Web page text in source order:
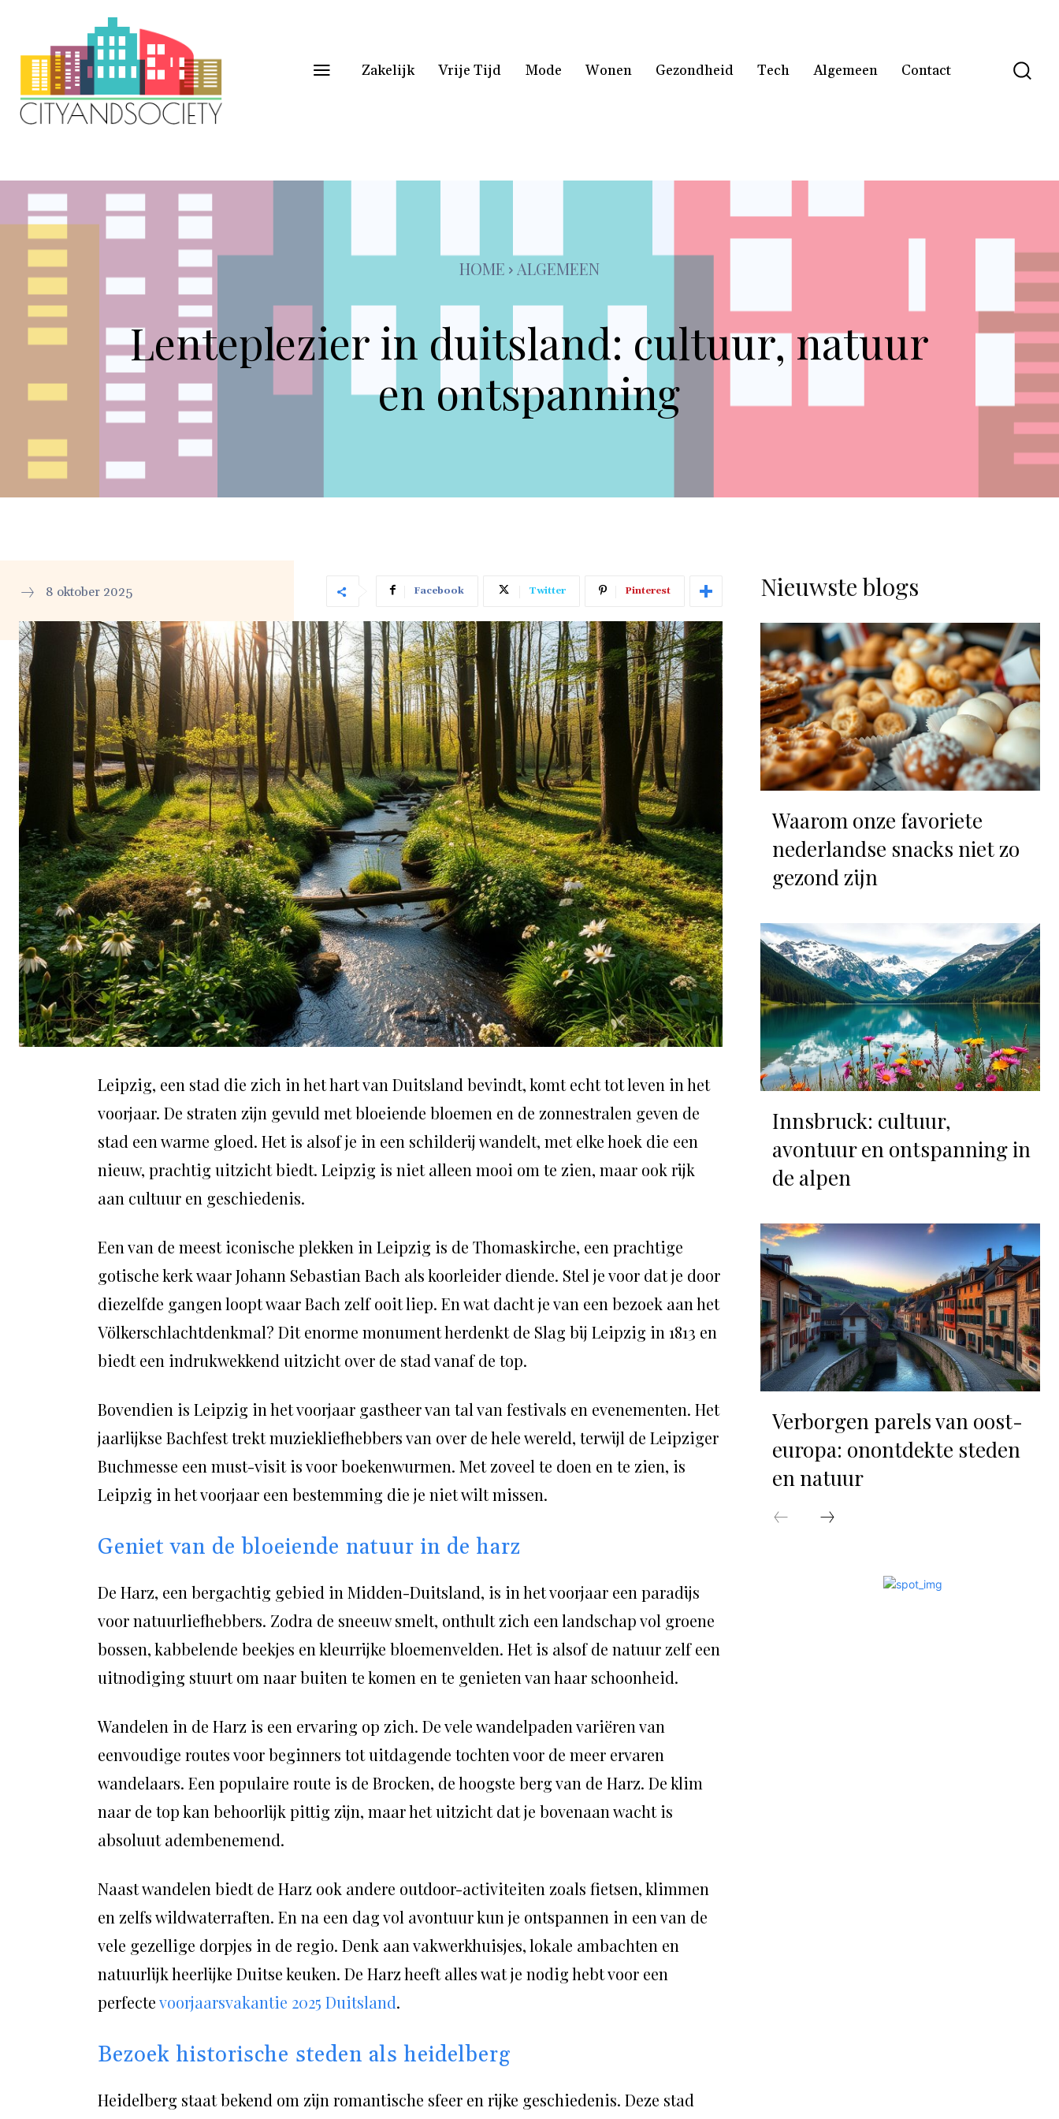
Zakelijk Vrije Tijd Mode Wonen Gezondheid Tech Algemeen Contact
HOME ALGEMEEN
Lenteplezier in duitsland: cultuur, natuur
en ontspanning
8 oktober 2025 Facebook Twitter Pinterest
Leipzig, een stad die zich in het hart van Duitsland bevindt, komt echt tot leven in het
voorjaar. De straten zijn gevuld met bloeiende bloemen en de zonnestralen geven de
stad een warme gloed. Het is alsof je in een schilderij wandelt, met elke hoek die een
nieuw, prachtig uitzicht biedt. Leipzig is niet alleen mooi om te zien, maar ook rijk
aan cultuur en geschiedenis.
Een van de meest iconische plekken in Leipzig is de Thomaskirche, een prachtige
gotische kerk waar Johann Sebastian Bach als koorleider diende. Stel je voor dat je door
diezelfde gangen loopt waar Bach zelf ooit liep. En wat dacht je van een bezoek aan het
Völkerschlachtdenkmal? Dit enorme monument herdenkt de Slag bij Leipzig in 1813 en
biedt een indrukwekkend uitzicht over de stad vanaf de top.
Bovendien is Leipzig in het voorjaar gastheer van tal van festivals en evenementen. Het
jaarlijkse Bachfest trekt muziekliefhebbers van over de hele wereld, terwijl de Leipziger
Buchmesse een must-visit is voor boekenwurmen. Met zoveel te doen en te zien, is
Leipzig in het voorjaar een bestemming die je niet wilt missen.
Geniet van de bloeiende natuur in de harz
De Harz, een bergachtig gebied in Midden-Duitsland, is in het voorjaar een paradijs
voor natuurliefhebbers. Zodra de sneeuw smelt, onthult zich een landschap vol groene
bossen, kabbelende beekjes en kleurrijke bloemenvelden. Het is alsof de natuur zelf een
uitnodiging stuurt om naar buiten te komen en te genieten van haar schoonheid.
Wandelen in de Harz is een ervaring op zich. De vele wandelpaden variëren van
eenvoudige routes voor beginners tot uitdagende tochten voor de meer ervaren
wandelaars. Een populaire route is de Brocken, de hoogste berg van de Harz. De klim
naar de top kan behoorlijk pittig zijn, maar het uitzicht dat je bovenaan wacht is
absoluut adembenemend.
Naast wandelen biedt de Harz ook andere outdoor-activiteiten zoals fietsen, klimmen
en zelfs wildwaterraften. En na een dag vol avontuur kun je ontspannen in een van de
vele gezellige dorpjes in de regio. Denk aan vakwerkhuisjes, lokale ambachten en
natuurlijk heerlijke Duitse keuken. De Harz heeft alles wat je nodig hebt voor een
perfectevoorjaarsvakantie 2025 Duitsland.
Bezoek historische steden als heidelberg
Heidelberg staat bekend om zijn romantische sfeer en rijke geschiedenis. Deze stad
Nieuwste blogs
Waarom onze favoriete
nederlandse snacks niet zo
gezond zijn
Innsbruck: cultuur,
avontuur en ontspanning in
de alpen
Verborgen parels van oost-
europa: onontdekte steden
en natuur